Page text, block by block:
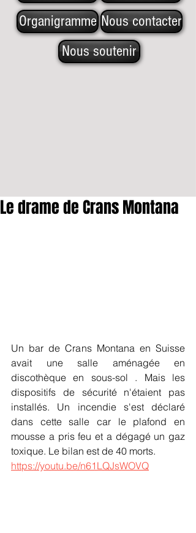
Organigramme Nous contacter
Nous soutenir
Le drame de Crans Montana
Un bar de Crans Montana en Suisse
avait une salle aménagée en
discothèque en sous-sol . Mais les
dispositifs de sécurité n'étaient pas
installés. Un incendie s'est déclaré
dans cette salle car le plafond en
mousse a pris feu et a dégagé un gaz
toxique. Le bilan est de 40 morts.
https://youtu.be/n61LQJsWOVQ